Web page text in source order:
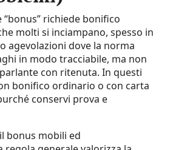
richiede bonifico
molti si inciampano, spesso in
agevolazioni dove la norma
in modo tracciabile, ma non
con ritenuta. In questi
bonifico ordinario o con carta
conservi prova e
bonus mobili ed